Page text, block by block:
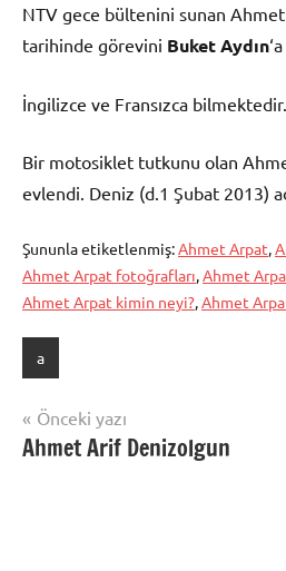
NTV gece bültenini sunan
tarihinde görevini Buket Aydın
İngilizce ve Fransızca bilmektedir.
Bir motosiklet tutkunu olan
evlendi. Deniz (d.1 Şubat 2013)
Şununla etiketlenmiş:Ahmet Arpat,
Ahmet Arpat fotoğrafları,Ahmet
Ahmet Arpat kimin neyi?,Ahmet
a
Yazı
gezinmesi
Önceki yazı
Ahmet Arif Denizolgun